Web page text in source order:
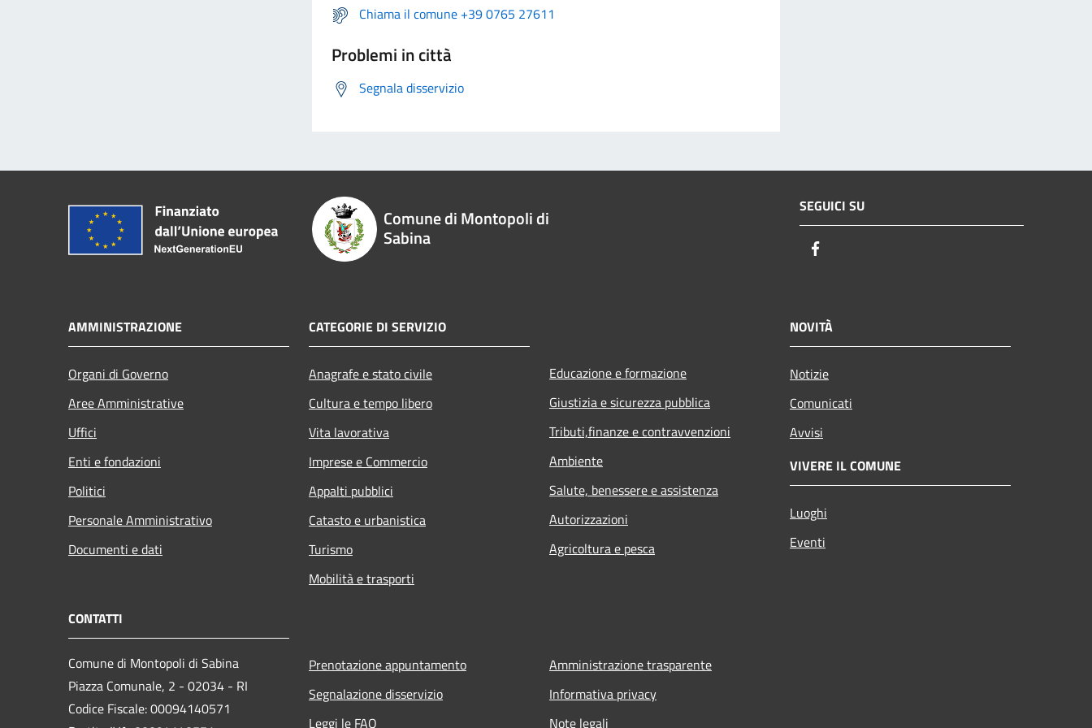
Chiama il comune +39 0765 27611
Problemi in città
Segnala disservizio
Comune di Montopoli di
Sabina
SEGUICI SU
AMMINISTRAZIONE
Organi di Governo
Aree Amministrative
Uffici
Enti e fondazioni
Politici
Personale Amministrativo
Documenti e dati
CATEGORIE DI SERVIZIO
Anagrafe e stato civile
Cultura e tempo libero
Vita lavorativa
Imprese e Commercio
Appalti pubblici
Catasto e urbanistica
Turismo
Mobilità e trasporti
Educazione e formazione
Giustizia e sicurezza pubblica
Tributi,finanze e contravvenzioni
Ambiente
Salute, benessere e assistenza
Autorizzazioni
Agricoltura e pesca
NOVITÀ
Notizie
Comunicati
Avvisi
VIVERE IL COMUNE
Luoghi
Eventi
CONTATTI
Comune di Montopoli di Sabina
Piazza Comunale, 2 - 02034 - RI
Codice Fiscale: 00094140571
Prenotazione appuntamento
Segnalazione disservizio
Leggi le FAQ
Amministrazione trasparente
Informativa privacy
Note legali